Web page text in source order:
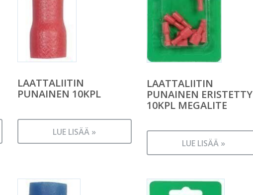
LAATTALIITIN
PUNAINEN 10KPL
LUE LISÄÄ »
LAATTALIITIN
PUNAINEN ERISTETTY
10KPL MEGALITE
LUE LISÄÄ »